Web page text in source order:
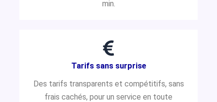
min.
Tarifs sans surprise
Des tarifs transparents et compétitifs, sans
frais cachés, pour un service en toute